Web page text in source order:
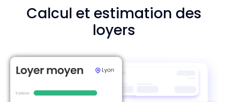
Calcul et estimation des
loyers